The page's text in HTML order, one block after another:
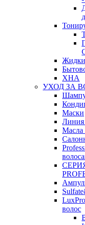
ХНА
УХОД ЗА
Маски
Линия
волос